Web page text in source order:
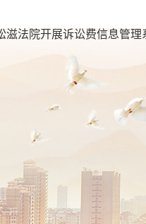
滋法院开展诉讼费信息管